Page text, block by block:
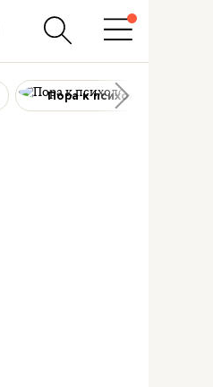
Пора к психологу